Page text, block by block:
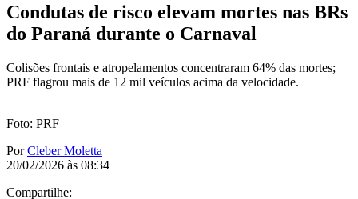
Condutas de risco elevam mortes nas BRs
do Paraná durante o Carnaval
Colisões frontais e atropelamentos concentraram 64% das mortes;
PRF flagrou mais de 12 mil veículos acima da velocidade.
Foto: PRF
PorCleber Moletta
20/02/2026 às 08:34
Compartilhe: